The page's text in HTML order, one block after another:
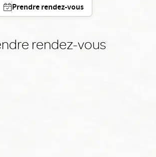
Prendre rendez-vous
rendez-vous